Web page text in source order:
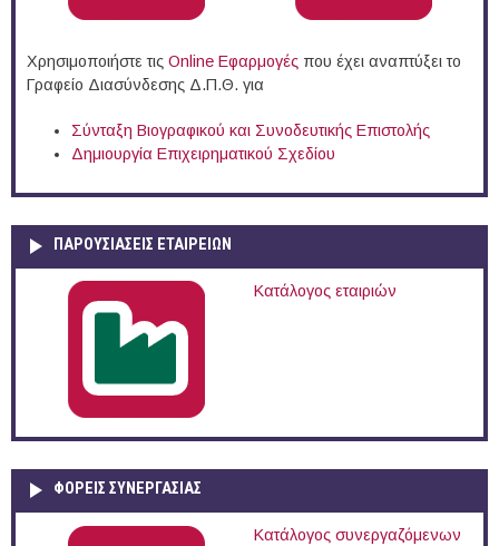
Χρησιμοποιήστε τις Online Eφαρμογές που έχει αναπτύξει το
Γραφείο Διασύνδεσης Δ.Π.Θ. για
Σύνταξη Βιογραφικού και Συνοδευτικής Επιστολής
Δημιουργία Επιχειρηματικού Σχεδίου
ΠΑΡΟΥΣΙΆΣΕΙΣ ΕΤΑΙΡΕΙΏΝ
Κατάλογος εταιριών
ΦΟΡΕΙΣ ΣΥΝΕΡΓΑΣΙΑΣ
Κατάλογος συνεργαζόμενων